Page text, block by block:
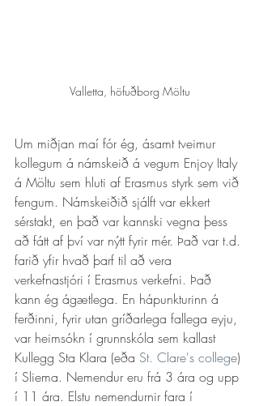
Valletta, höfuðborg Möltu
Um miðjan maí fór ég, ásamt tveimur
kollegum á námskeið á vegum Enjoy Italy
á Möltu sem hluti af Erasmus styrk sem við
fengum. Námskeiðið sjálft var ekkert
sérstakt, en það var kannski vegna þess
að fátt af því var nýtt fyrir mér. Það var t.d.
farið yfir hvað þarf til að vera
verkefnastjóri í Erasmus verkefni. Það
kann ég ágætlega. En hápunkturinn á
ferðinni, fyrir utan gríðarlega fallega eyju,
var heimsókn í grunnskóla sem kallast
Kullegg Sta Klara (eða St. Clare's college)
í Sliema. Nemendur eru frá 3 ára og upp
í 11 ára. Elstu nemendurnir fara í